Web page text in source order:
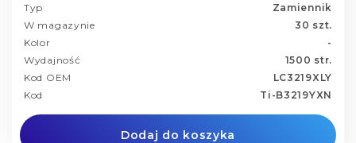
Typ
Zamiennik
W magazynie
30 szt.
Kolor
-
Wydajność
1500 str.
Kod OEM
LC3219XLY
Kod
Ti-B3219YXN
Dodaj do koszyka